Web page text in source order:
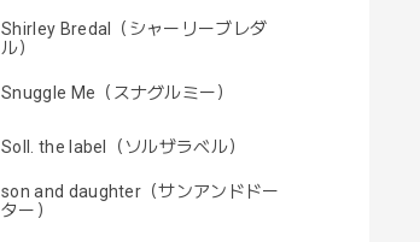
Shirley Bredal（シャーリーブレダ
ル）
Snuggle Me（スナグルミー）
Soll. the label（ソルザラベル）
son and daughter（サンアンドドー
ター）